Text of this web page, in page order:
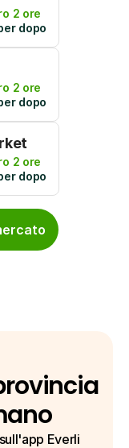
2 ore
dopo
2 ore
dopo
2 ore
dopo
Everli